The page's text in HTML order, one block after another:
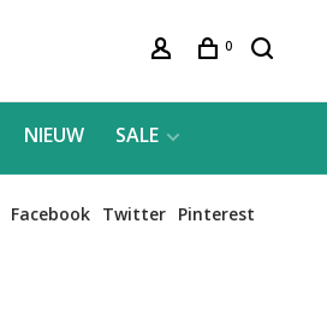
0
NIEUW SALE
Facebook Twitter Pinterest